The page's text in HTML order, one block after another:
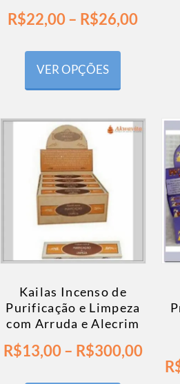
R$22,00– R$26,00
VER OPÇÕES
Kailas Incenso de
Purificação e Limpeza
com Arruda e Alecrim
R$13,00– R$300,00